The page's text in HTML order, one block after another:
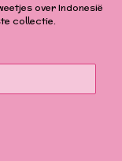
over Indonesië
collectie.